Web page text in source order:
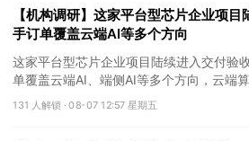
【机构调研】这家平台型芯片企业项
手订单覆盖云端AI等多个方向
这家平台型芯片企业项目陆续进入交付验
单覆盖云端AI、端侧AI等多个方向，云端
131 人解锁 ·08-07 12:57 星期五